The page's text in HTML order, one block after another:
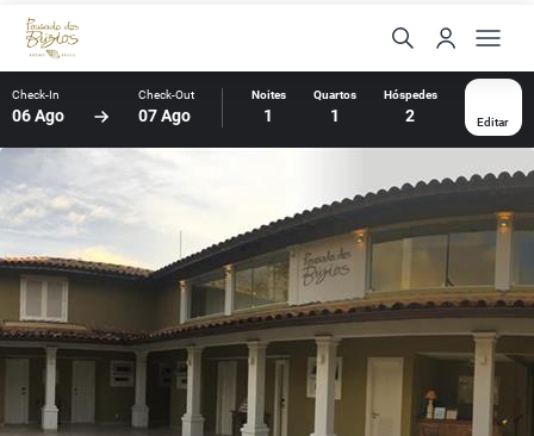
Check-In
06 Ago
Check-Out
07 Ago
Noites
1
Quartos
1
Hóspedes
2 Editar